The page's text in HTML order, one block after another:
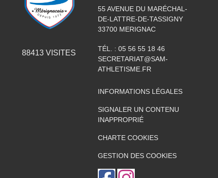
88413VISITES
55 AVENUE DU MARÉCHAL-
DE-LATTRE-DE-TASSIGNY
33700 MERIGNAC
TÉL. : 05 56 55 18 46
SECRETARIAT@SAM-
ATHLETISME.FR
INFORMATIONS LÉGALES
SIGNALER UN CONTENU
INAPPROPRIÉ
CHARTE COOKIES
GESTION DES COOKIES